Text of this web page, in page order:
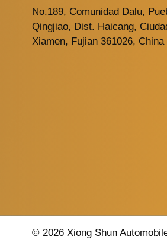
No.189, Comunidad Dalu,
Qingjiao, Dist. Haicang,
Xiamen, Fujian 361026, China
© 2026 Xiong Shun